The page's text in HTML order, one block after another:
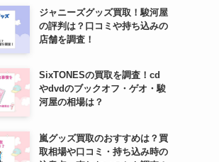
ジャニーズグッズ買取！駿河屋
の評判は？口コミや持ち込みの
店舗を調査！
SixTONESの買取を調査！cd
やdvdのブックオフ・ゲオ・駿
河屋の相場は？
嵐グッズ買取のおすすめは？買
取相場や口コミ・持ち込み時の